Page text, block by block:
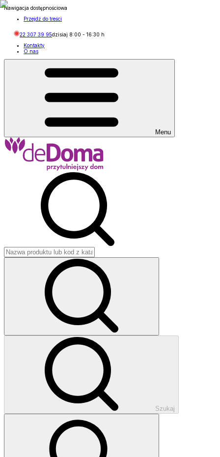
Nawigacja dostępnościowa
Przejdź do treści
22 307 39 95dzisiaj 8:00 - 16:30 h
Kontakty
O nas
Menu
Szukaj